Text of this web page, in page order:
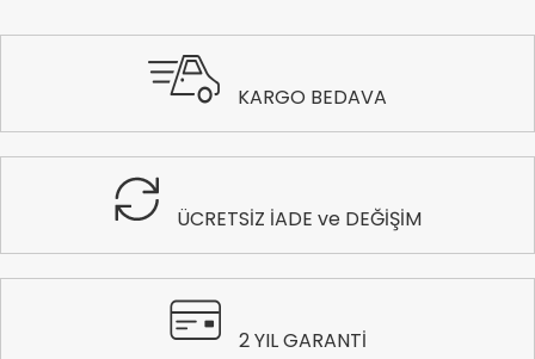
KARGO BEDAVA
ÜCRETSİZ İADE ve DEĞİŞİM
2 YIL GARANTİ